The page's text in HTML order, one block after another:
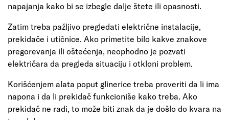
napajanja kako bi se izbegle dalje štete ili opasnosti.
Zatim treba pažljivo pregledati električne instalacije,
prekidače i utičnice. Ako primetite bilo kakve znakove
pregorevanja ili oštećenja, neophodno je pozvati
električara da pregleda situaciju i otkloni problem.
Korišćenjem alata poput glinerice treba proveriti da li ima
napona i da li prekidač funkcioniše kako treba. Ako
prekidač ne radi, to može biti znak da je došlo do kvara na